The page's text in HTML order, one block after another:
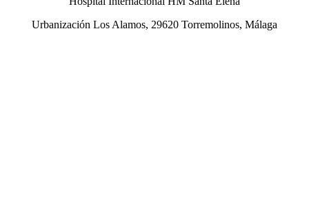
Urbanización Los Alamos, 29620 Torremolinos, Málaga